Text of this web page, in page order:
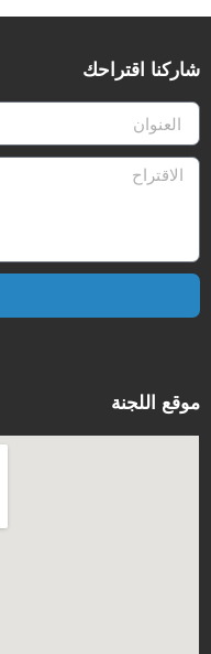
شاركنا اقتراحك
موقع اللجنة